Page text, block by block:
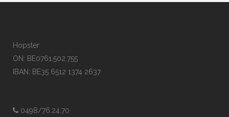
Hopster
ON: BE0761.502.755
IBAN: BE35 6512 1374 2637
0498/76.24.70